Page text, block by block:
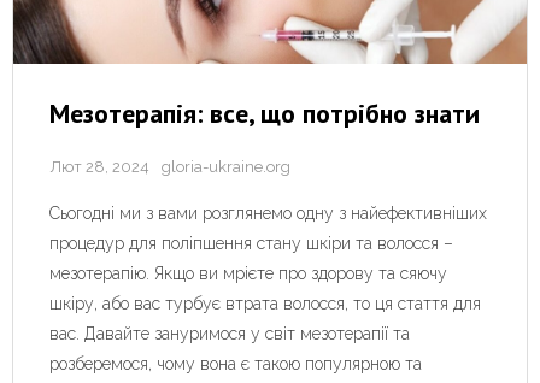
Мезотерапія: все, що потрібно знати
Лют 28, 2024 gloria-ukraine.org
Сьогодні ми з вами розглянемо одну з найефективніших
процедур для поліпшення стану шкіри та волосся –
мезотерапію. Якщо ви мрієте про здорову та сяючу
шкіру, або вас турбує втрата волосся, то ця стаття для
вас. Давайте зануримося у світ мезотерапії та
розберемося, чому вона є такою популярною та